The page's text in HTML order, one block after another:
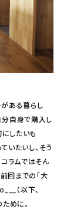
ある暮らし
自身で購入し
にしたいも
いたいし、そう
ラムではそん
回までの「大
（以下、
めに。